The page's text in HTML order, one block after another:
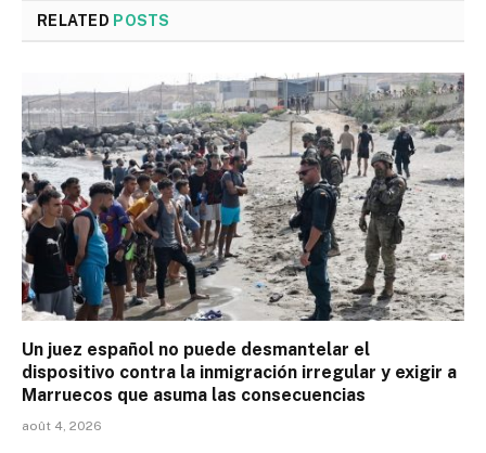
RELATED POSTS
Un juez español no puede desmantelar el
dispositivo contra la inmigración irregular y exigir a
Marruecos que asuma las consecuencias
août 4, 2026